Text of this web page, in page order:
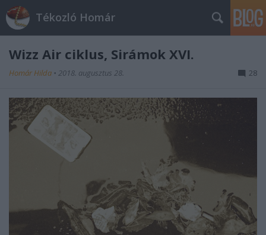
Tékozló Homár
Wizz Air ciklus, Sirámok XVI.
Homár Hilda • 2018. augusztus 28. 28